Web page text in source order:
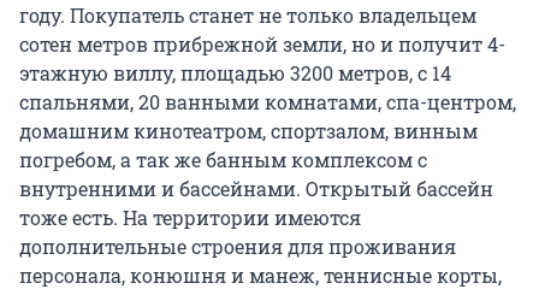
году. Покупатель станет не только владельцем
сотен метров прибрежной земли, но и получит 4-
этажную виллу, площадью 3200 метров, с 14
спальнями, 20 ванными комнатами, спа-центром,
домашним кинотеатром, спортзалом, винным
погребом, а так же банным комплексом с
внутренними и бассейнами. Открытый бассейн
тоже есть. На территории имеются
дополнительные строения для проживания
персонала, конюшня и манеж, теннисные корты,